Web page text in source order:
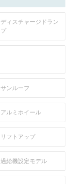
ディスチャージドラン
プ
サンルーフ
アルミホイール
リフトアップ
過給機設定モデル